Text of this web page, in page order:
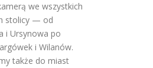
we wszystkich
stolicy — od
i Ursynowa po
i Wilanów.
także do miast